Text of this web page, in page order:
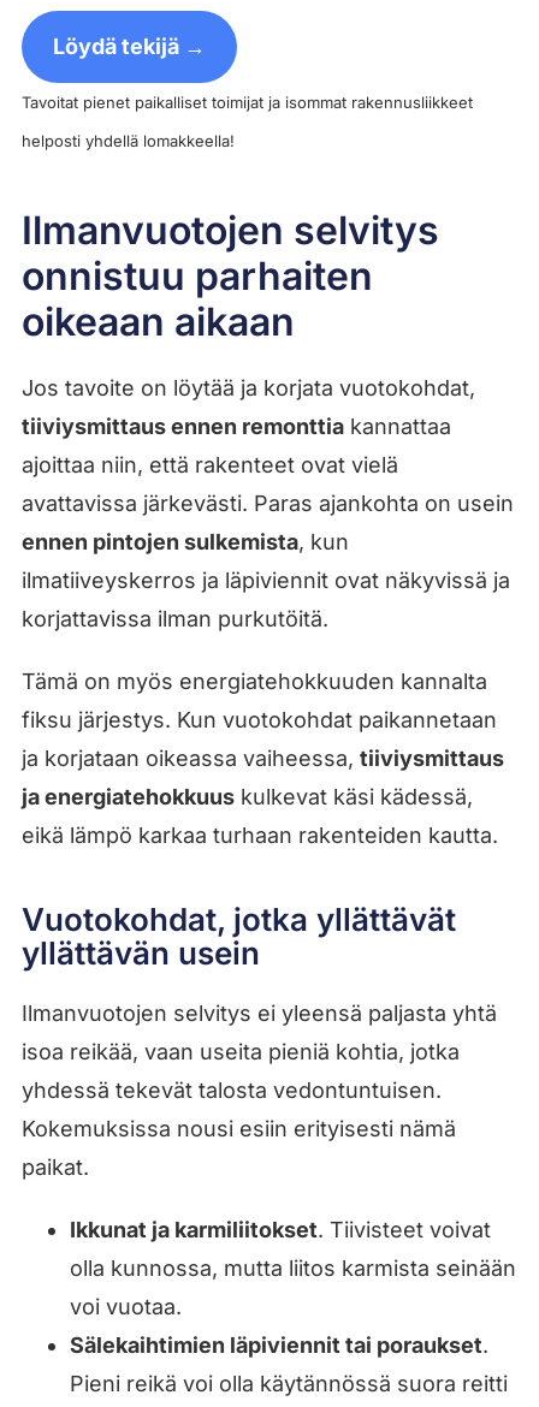
Löydä tekijä →
Tavoitat pienet paikalliset toimijat ja isommat rakennusliikkeet
helposti yhdellä lomakkeella!
Ilmanvuotojen selvitys
onnistuu parhaiten
oikeaan aikaan
Jos tavoite on löytää ja korjata vuotokohdat,
tiiviysmittaus ennen remonttiakannattaa
ajoittaa niin, että rakenteet ovat vielä
avattavissa järkevästi. Paras ajankohta on usein
ennen pintojen sulkemista, kun
ilmatiiveyskerros ja läpiviennit ovat näkyvissä ja
korjattavissa ilman purkutöitä.
Tämä on myös energiatehokkuuden kannalta
fiksu järjestys. Kun vuotokohdat paikannetaan
ja korjataan oikeassa vaiheessa, tiiviysmittaus
ja energiatehokkuuskulkevat käsi kädessä,
eikä lämpö karkaa turhaan rakenteiden kautta.
Vuotokohdat, jotka yllättävät
yllättävän usein
Ilmanvuotojen selvitys ei yleensä paljasta yhtä
isoa reikää, vaan useita pieniä kohtia, jotka
yhdessä tekevät talosta vedontuntuisen.
Kokemuksissa nousi esiin erityisesti nämä
paikat.
Ikkunat ja karmiliitokset. Tiivisteet voivat
olla kunnossa, mutta liitos karmista seinään
voi vuotaa.
Sälekaihtimien läpiviennit tai poraukset.
Pieni reikä voi olla käytännössä suora reitti